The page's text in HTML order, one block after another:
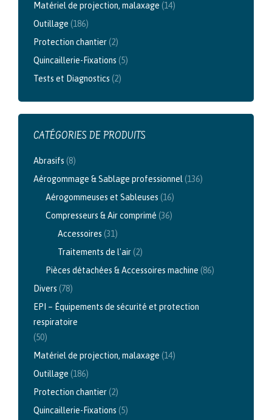
Matériel de projection, malaxage (14)
Outillage (186)
Protection chantier(2)
Quincaillerie-Fixations (5)
Tests et Diagnostics (2)
CATÉGORIES DE PRODUITS
Abrasifs (8)
Aérogommage & Sablage professionnel (136)
Aérogommeuses et Sableuses (16)
Compresseurs & Air comprimé (36)
Accessoires (31)
Traitements de l'air(2)
Pièces détachées & Accessoires machine (86)
Divers (78)
EPI – Équipements de sécurité et protection
respiratoire
(50)
Matériel de projection, malaxage (14)
Outillage (186)
Protection chantier(2)
Quincaillerie-Fixations (5)